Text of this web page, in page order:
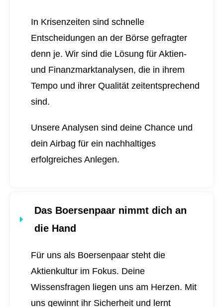
In Krisenzeiten sind schnelle
Entscheidungen an der Börse gefragter
denn je. Wir sind die Lösung für Aktien-
und Finanzmarktanalysen, die in ihrem
Tempo und ihrer Qualität zeitentsprechend
sind.
Unsere Analysen sind deine Chance und
dein Airbag für ein nachhaltiges
erfolgreiches Anlegen.
Das Boersenpaar nimmt dich an
die Hand
Für uns als Boersenpaar steht die
Aktienkultur im Fokus. Deine
Wissensfragen liegen uns am Herzen. Mit
uns gewinnt ihr Sicherheit und lernt